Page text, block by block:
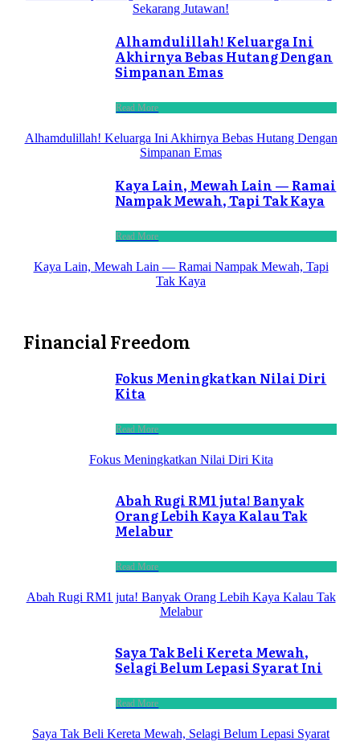
Sekarang Jutawan!
Alhamdulillah! Keluarga Ini
Akhirnya Bebas Hutang Dengan
Simpanan Emas
Read More
Alhamdulillah! Keluarga Ini Akhirnya Bebas Hutang Dengan
Simpanan Emas
Kaya Lain, Mewah Lain — Ramai
Nampak Mewah, Tapi Tak Kaya
Read More
Kaya Lain, Mewah Lain — Ramai Nampak Mewah, Tapi
Tak Kaya
Financial Freedom
Fokus Meningkatkan Nilai Diri
Kita
Read More
Fokus Meningkatkan Nilai Diri Kita
Abah Rugi RM1 juta! Banyak
Orang Lebih Kaya Kalau Tak
Melabur
Read More
Abah Rugi RM1 juta! Banyak Orang Lebih Kaya Kalau Tak
Melabur
Saya Tak Beli Kereta Mewah,
Selagi Belum Lepasi Syarat Ini
Read More
Saya Tak Beli Kereta Mewah, Selagi Belum Lepasi Syarat